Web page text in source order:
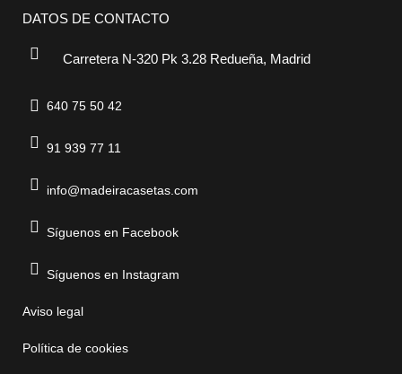
DATOS DE CONTACTO
Carretera N-320 Pk 3.28 Redueña, Madrid
640 75 50 42
91 939 77 11
info@madeiracasetas.com
Síguenos en Facebook
Síguenos en Instagram
Aviso legal
Política de cookies